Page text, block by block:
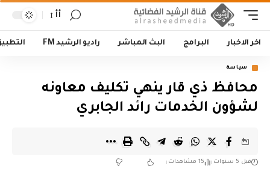
أأ
اخر الاخبار البرامج البث المباشر راديو الرشيد FM
سياسة
محافظ ذي قار ينهي تكليف معاونه
لشؤون الخدمات رائد الجابري
قبل 5 سنوات 15 مشاهدات